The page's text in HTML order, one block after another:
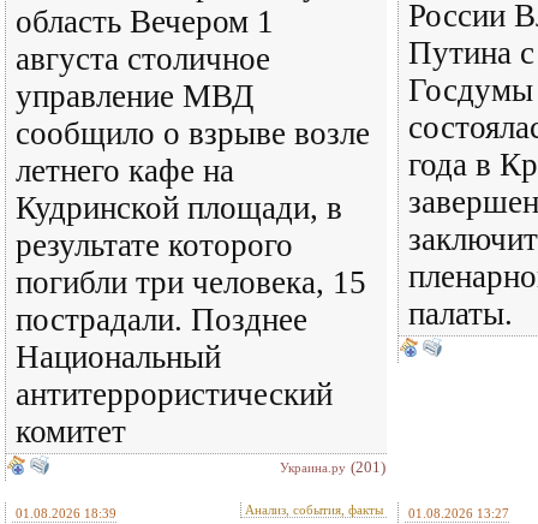
область Вечером 1
августа столичное
управление МВД
сообщило о взрыве возле
летнего кафе на
Кудринской площади, в
результате которого
погибли три человека, 15
пострадали. Позднее
Национальный
антитеррористический
комитет
Украина.ру (201)
России
Путина
года в
палаты.
01.08.2026 18:39 Анализ, события, факты 01.08.2026 13:27